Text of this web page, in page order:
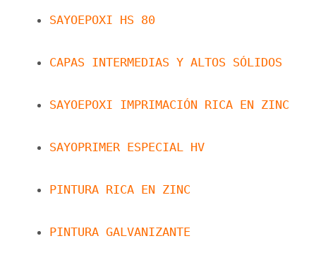
SAYOEPOXI HS 80
CAPAS INTERMEDIAS Y ALTOS SÓLIDOS
SAYOEPOXI IMPRIMACIÓN RICA EN ZINC
SAYOPRIMER ESPECIAL HV
PINTURA RICA EN ZINC
PINTURA GALVANIZANTE